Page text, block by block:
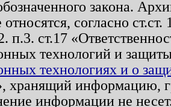
закона.
согласно
п.3. ст.17
технологий и
технологиях и о
хранящий информацию,
информации не